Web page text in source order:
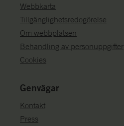
Webbkarta
Tillgänglighetsredogörelse
Om webbplatsen
Behandling av personuppgifter
Cookies
Genvägar
Kontakt
Press